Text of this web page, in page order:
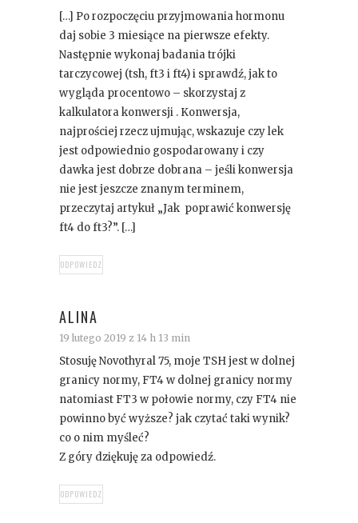
[…] Po rozpoczęciu przyjmowania hormonu
daj sobie 3 miesiące na pierwsze efekty.
Następnie wykonaj badania trójki
tarczycowej (tsh, ft3 i ft4) i sprawdź, jak to
wygląda procentowo – skorzystaj z
kalkulatora konwersji . Konwersja,
najprościej rzecz ujmując, wskazuje czy lek
jest odpowiednio gospodarowany i czy
dawka jest dobrze dobrana – jeśli konwersja
nie jest jeszcze znanym terminem,
przeczytaj artykuł „Jak poprawić konwersję
ft4 do ft3?”. […]
ODPOWIEDZ
ALINA
19 lutego 2019 z 14 h 13 min
Stosuję Novothyral 75, moje TSH jest w dolnej
granicy normy, FT4 w dolnej granicy normy
natomiast FT3 w połowie normy, czy FT4 nie
powinno być wyższe? jak czytać taki wynik?
co o nim myśleć?
Z góry dziękuję za odpowiedź.
ODPOWIEDZ